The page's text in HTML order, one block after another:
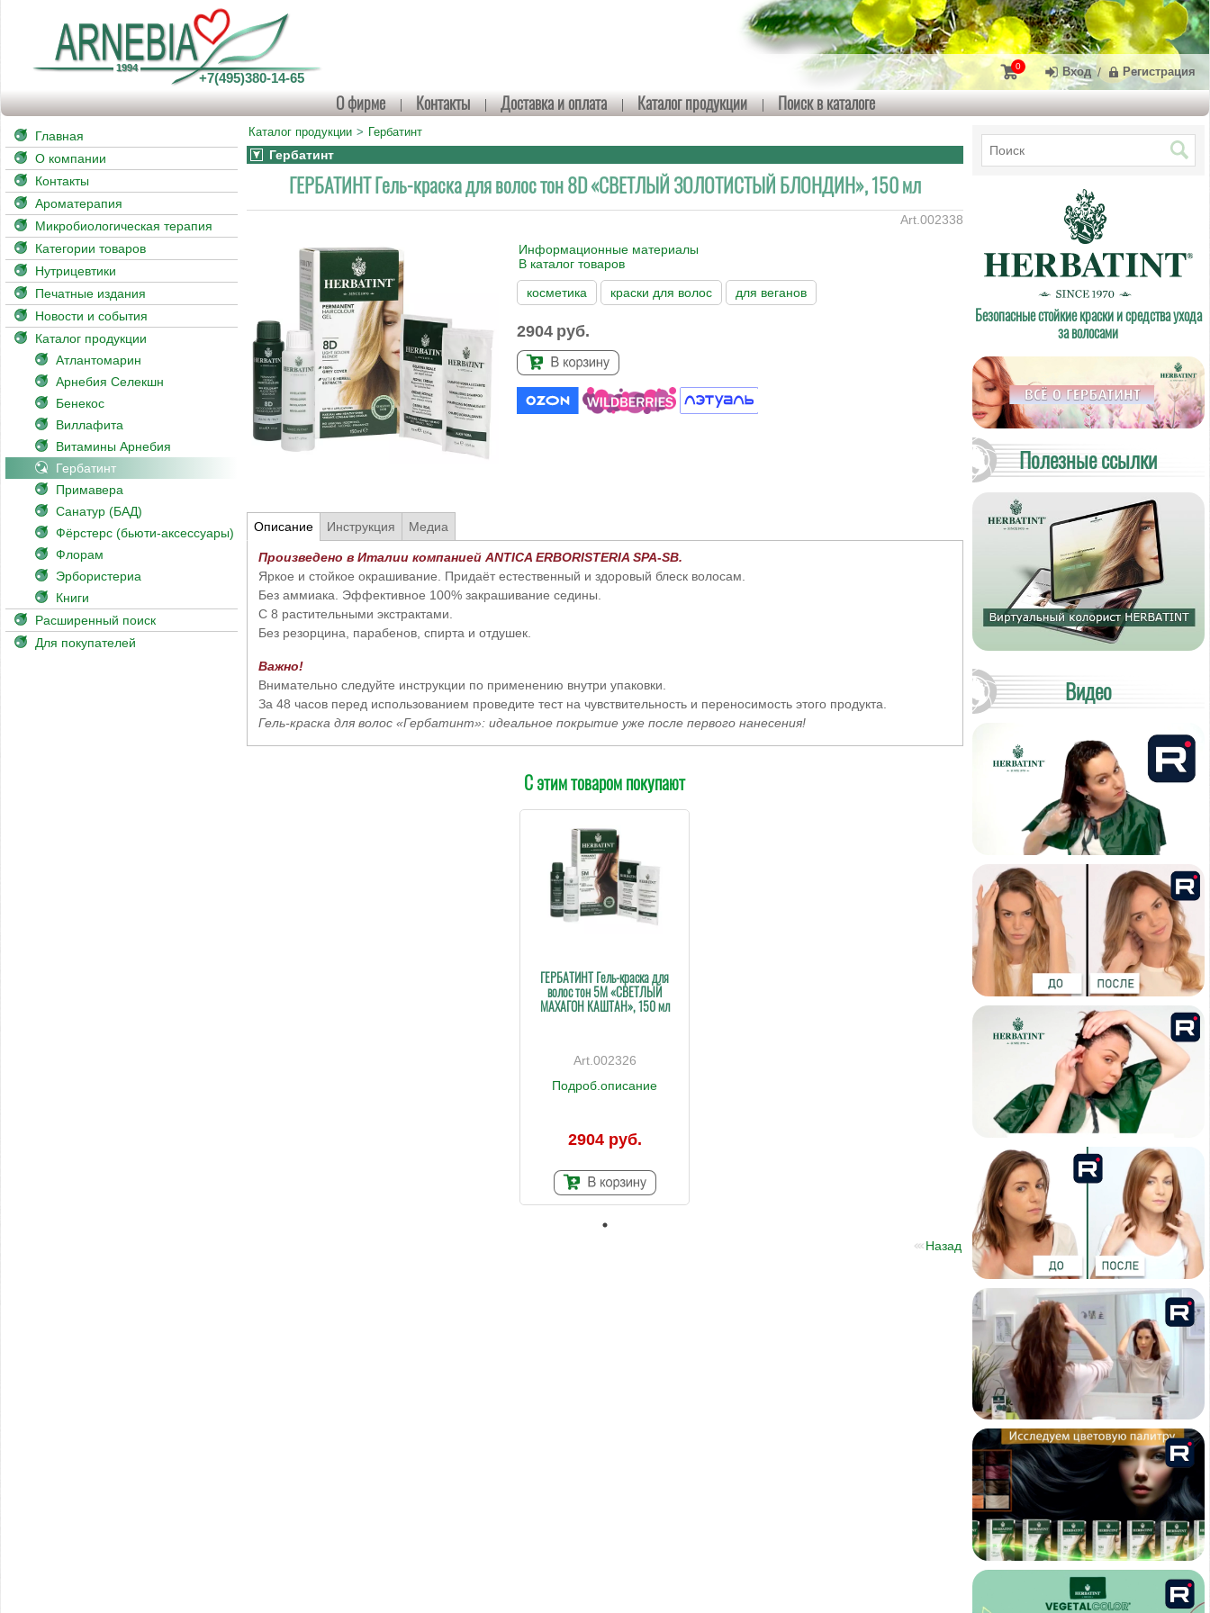
+7(495)380-14-65
О фирме Контакты Доставка и оплата Каталог продукции Поиск в каталоге
0 Вход / Регистрация
Каталог продукции Гербатинт
Гербатинт
ГЕРБАТИНТ Гель-краска для волос тон 8D «СВЕТЛЫЙ ЗОЛОТИСТЫЙ БЛОНДИН», 150 мл
002338
Информационные материалы
В каталог товаров
косметика
краски для волос для веганов
2904 руб.
Описание Инструкция Медиа
Произведено в Италии компанией ANTICA ERBORISTERIA SPA-SB.
Яркое и стойкое окрашивание. Придаёт естественный и здоровый блеск волосам.
Без аммиака. Эффективное 100% закрашивание седины.
С 8 растительными экстрактами.
Без резорцина, парабенов, спирта и отдушек.
Важно!
Внимательно следуйте инструкции по применению внутри упаковки.
За 48 часов перед использованием проведите тест на чувствительность и переносимость этого продукта.
Гель-краска для волос «Гербатинт»: идеальное покрытие уже после первого нанесения!
С этим товаром покупают
ГЕРБАТИНТ Гель-краска для
волос тон 5M «СВЕТЛЫЙ
МАХАГОН КАШТАН», 150 мл
002326
Подроб.описание
2904 руб.
Назад
Безопасные стойкие краски и средства ухода
за волосами
Полезные ссылки
Видео
Главная
О компании
Контакты
Ароматерапия
Микробиологическая терапия
Категории товаров
Нутрицевтики
Печатные издания
Новости и события
Каталог продукции
Атлантомарин
Арнебия Селекшн
Бенекос
Виллафита
Витамины Арнебия
Гербатинт
Примавера
Санатур (БАД)
Фёрстерс (бьюти-аксессуары)
Флорам
Эрбористериа
Книги
Расширенный поиск
Для покупателей